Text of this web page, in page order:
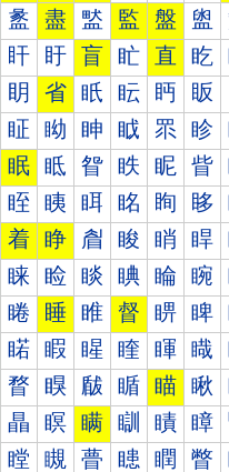
盠 盡 盢 監 盤 盥
盰 盱 盲 盳 直 盵
眀 省 眂 眃 眄 眅
眐 眑 眒 眓 眔 眕
眠 眡 眢 眣 眤 眥
眰 眱 眲 眳 眴 眵
着 睁 睂 睃 睄 睅
睐 睑 睒 睓 睔 睕
睠 睡 睢 督 睤 睥
睰 睱 睲 睳 睴 睵
瞀 瞁 瞂 瞃 瞄 瞅
瞐 瞑 瞒 瞓 瞔 瞕
瞠 瞡 瞢 瞣 瞤 瞥